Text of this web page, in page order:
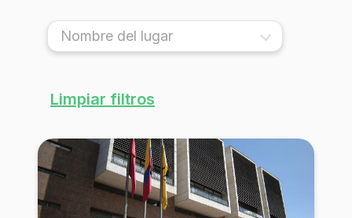
Nombre del lugar
Limpiar filtros